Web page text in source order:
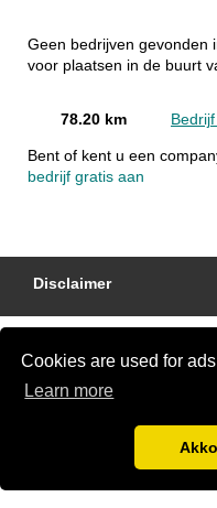
Cookies are used for
Learn more
Geen bedrijven gevonden
voor plaatsen in de buurt
78.20 km
Bent of kent u een
bedrijf gratis aan
Disclaimer